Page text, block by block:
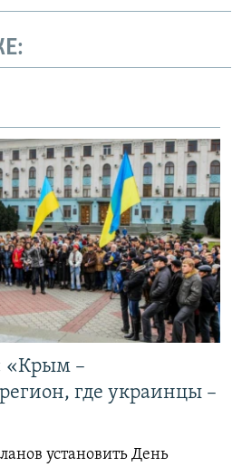
«Крым –
где украинцы –
установить День